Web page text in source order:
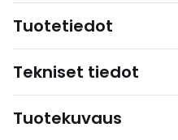
Tuotetiedot
Tekniset tiedot
Tuotekuvaus